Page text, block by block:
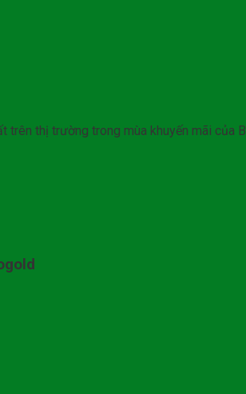
thị trường trong mùa khuyến mãi của